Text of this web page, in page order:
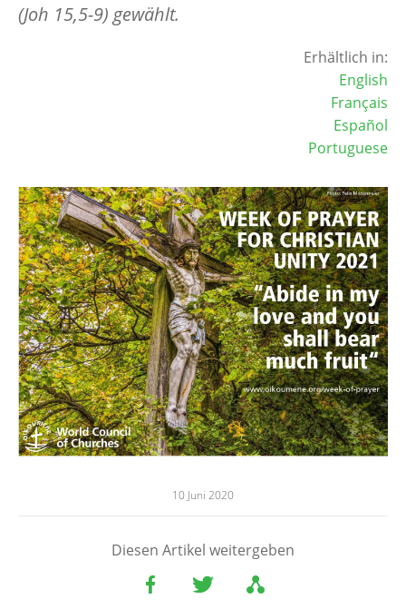
(Joh 15,5-9) gewählt.
Erhältlich in:
English
Français
Español
Portuguese
Image
10 Juni 2020
Diesen Artikel weitergeben